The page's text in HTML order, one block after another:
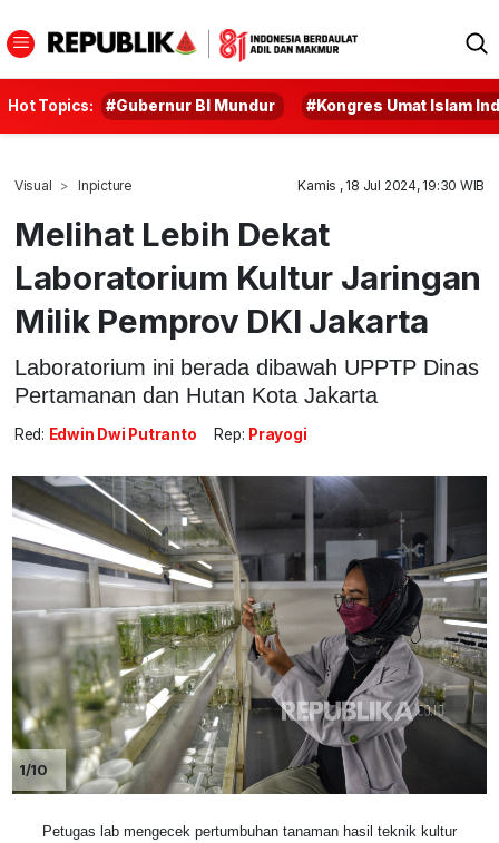
Hot Topics: #Gubernur BI Mundur #Kongres Umat Islam
Visual Inpicture Kamis , 18 Jul 2024, 19:30 WIB
Melihat Lebih Dekat
Laboratorium Kultur Jaringan
Milik Pemprov DKI Jakarta
Laboratorium ini berada dibawah UPPTP Dinas
Pertamanan dan Hutan Kota Jakarta
Red: Edwin Dwi Putranto Rep: Prayogi
1/10
Petugas lab mengecek pertumbuhan tanaman hasil teknik kultur